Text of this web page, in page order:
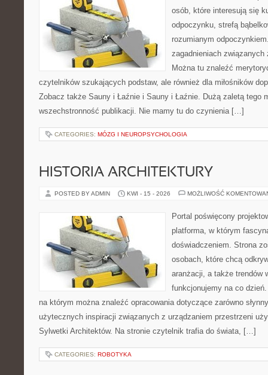
osób, które interesują się
odpoczynku, strefą
rozumianym
zagadnieniach
Można tu znaleźć
czytelników szukających podstaw, ale również dla miłośników
Zobacz także Sauny i Łaźnie i Sauny i Łaźnie. Dużą zaletą tego
wszechstronność publikacji. Nie mamy tu do czynienia […]
CATEGORIES: MÓZG I NEUROPSYCHOLOGIA
HISTORIA ARCHITEKTURY
POSTED BY ADMIN KWI - 15 - 2026 MOŻLIWOŚĆ
Portal poświęcony
platforma, w którym
doświadczeniem. Strona
osobach, które chcą
aranżacji, a także trendów
funkcjonujemy na co
na którym można znaleźć opracowania dotyczące zarówno
użytecznych inspiracji związanych z urządzaniem przestrzeni
Sylwetki Architektów. Na stronie czytelnik trafia do świata, […]
CATEGORIES: ROBOTYKA